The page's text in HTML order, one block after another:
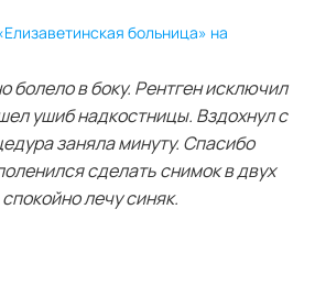
больница» на
болело в боку. Рентген исключил
ушиб надкостницы. Вздохнул с
заняла минуту. Спасибо
сделать снимок в двух
лечу синяк.